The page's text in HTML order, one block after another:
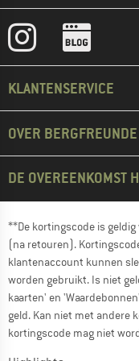
KLANTENSERVICE
OVER BERGFREUNDE
DE OVEREENKOMST
**De kortingscode is
(na retouren).
klantenaccount kunnen
worden gebruikt. Is niet
kaarten' en
geld. Kan niet met andere
kortingscode mag niet